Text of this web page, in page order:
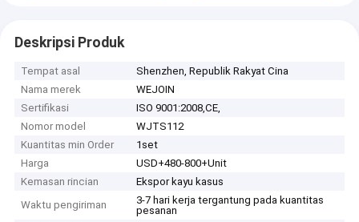
Deskripsi Produk
Tempat asal
Shenzhen, Republik Rakyat Cina
Nama merek
WEJOIN
Sertifikasi
ISO 9001:2008,CE,
Nomor model
WJTS112
Kuantitas min Order
1set
Harga
USD+480-800+Unit
Kemasan rincian
Ekspor kayu kasus
Waktu pengiriman
3-7 hari kerja tergantung pada kuantitas
pesanan